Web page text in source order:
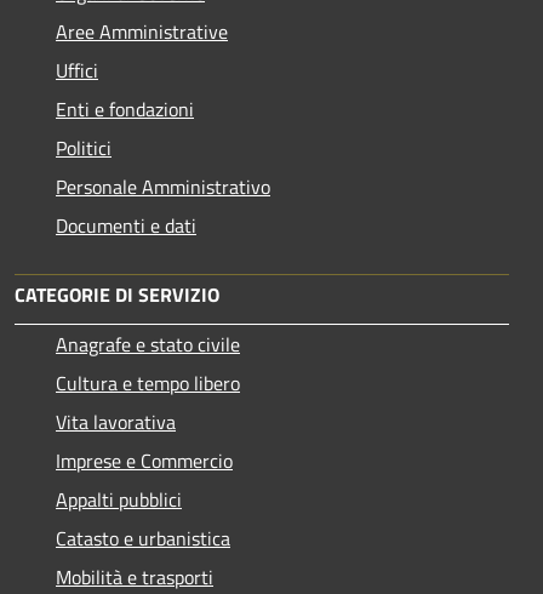
Aree Amministrative
Uffici
Enti e fondazioni
Politici
Personale Amministrativo
Documenti e dati
CATEGORIE DI SERVIZIO
Anagrafe e stato civile
Cultura e tempo libero
Vita lavorativa
Imprese e Commercio
Appalti pubblici
Catasto e urbanistica
Mobilità e trasporti